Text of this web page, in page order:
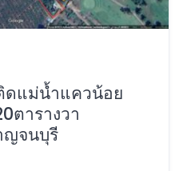
ดแม่น้ำแควน้อย
ตารางวา
ญจนบุรี